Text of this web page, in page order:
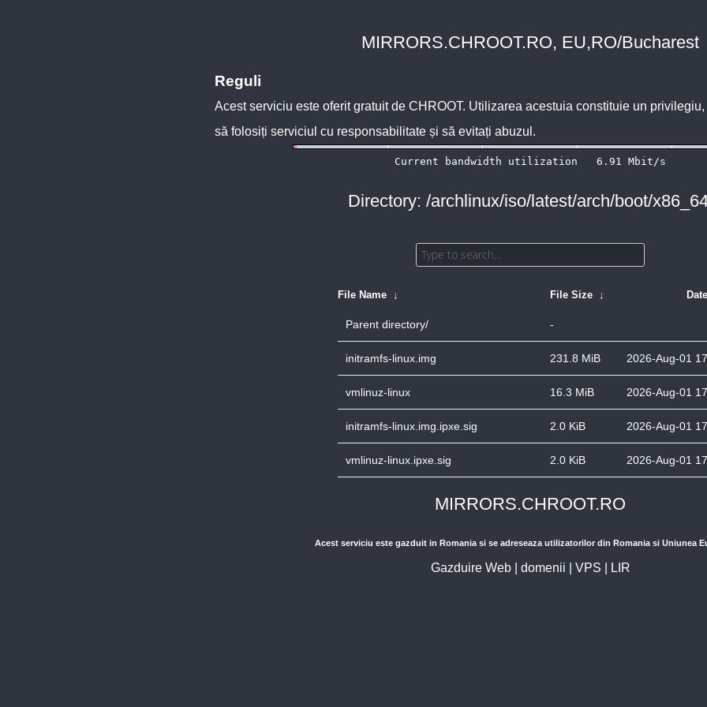
MIRRORS.CHROOT.RO, EU,RO/Bucharest
Reguli
Acest serviciu este oferit gratuit de CHROOT. Utilizarea acestuia constituie un
să folosiți serviciul cu responsabilitate și să evitați abuzul.
Directory: /archlinux/iso/latest/arch/boot/
File Name ↓ File Size ↓ Date
Parent directory/ -
initramfs-linux.img 231.8 MiB 2026-Aug-01
vmlinuz-linux 16.3 MiB 2026-Aug-01
initramfs-linux.img.ipxe.sig 2.0 KiB 2026-Aug-01
vmlinuz-linux.ipxe.sig 2.0 KiB 2026-Aug-01
MIRRORS.CHROOT.RO
Acest serviciu este gazduit in Romania si se adreseaza utilizatorilor din Romania si Uniunea
Gazduire Web| domenii VPS LIR